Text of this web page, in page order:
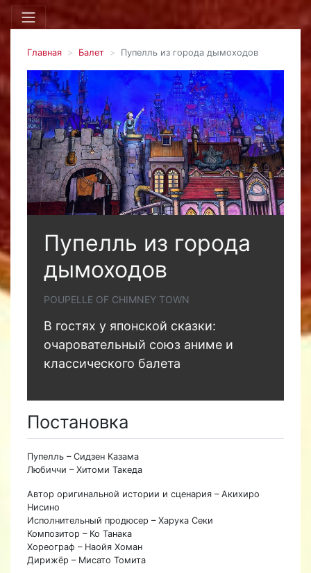
Главная Балет Пупелль из города дымоходов
Пупелль из города
дымоходов
POUPELLE OF CHIMNEY TOWN
В гостях у японской сказки:
очаровательный союз аниме и
классического балета
Постановка
Пупелль – Сидзен Казама
Любиччи – Хитоми Такеда
Автор оригинальной истории и сценария – Акихиро
Нисино
Исполнительный продюсер – Харука Секи
Композитор – Ко Танака
Хореограф – Наойя Хоман
Дирижёр – Мисато Томита